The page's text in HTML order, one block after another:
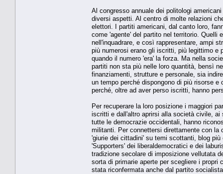
Al congresso annuale dei politologi
diversi aspetti. Al centro di molte relazioni
elettori. I partiti americani, dal canto loro,
come 'agente' del partito nel territorio. Quelli
nell'inquadrare, e così rappresentare, ampi
più numerosi erano gli iscritti, più legittimo e
quando il numero 'era' la forza. Ma nella
partiti non sta più nelle loro quantità, bensì
finanziamenti, strutture e personale, sia
un tempo perché dispongono di più risorse
perché, oltre ad aver perso iscritti, hanno
Per recuperare la loro posizione i maggiori
iscritti e dall'altro aprirsi alla società civile,
tutte le democrazie occidentali, hanno
militanti. Per connettersi direttamente con la
'giurie dei cittadini' su temi scottanti, blog
'Supporters' dei liberaldemocratici e dei
tradizione secolare di imposizione vellutata
sorta di primarie aperte per scegliere i
stata riconfermata anche dal partito